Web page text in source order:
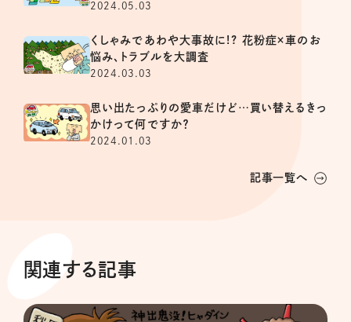
2024.05.03
くしゃみであわや大事故に!? 花粉症×車のお
悩み、トラブルを大調査
2024.03.03
思い出たっぷりの愛車だけど…買い替えるきっ
かけって何ですか？
2024.01.03
記事一覧へ
関連する記事